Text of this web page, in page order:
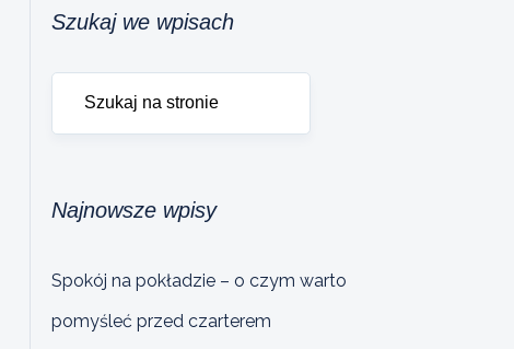
Szukaj we wpisach
Najnowsze wpisy
Spokój na pokładzie – o czym warto
pomyśleć przed czarterem